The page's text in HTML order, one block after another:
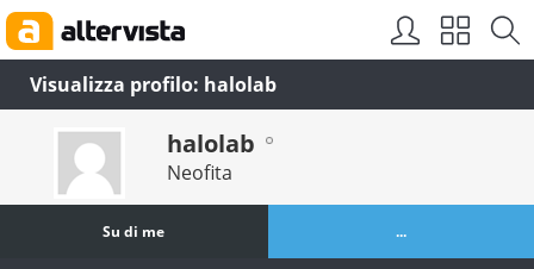
Visualizza profilo: halolab
halolab
Neofita
Su di me ...